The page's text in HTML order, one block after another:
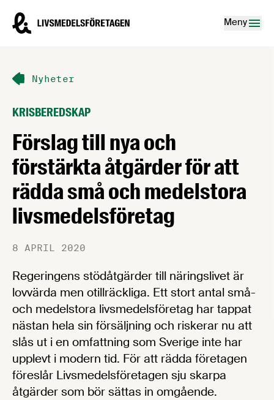
Livsmedelsföretagen – till startsidan
Meny
Nyheter
KRISBEREDSKAP
Förslag till nya och
förstärkta åtgärder för att
rädda små och medelstora
livsmedelsföretag
8 APRIL 2020
Regeringens stödåtgärder till näringslivet är
lovvärda men otillräckliga. Ett stort antal små-
och medelstora livsmedelsföretag har tappat
nästan hela sin försäljning och riskerar nu att
slås ut i en omfattning som Sverige inte har
upplevt i modern tid. För att rädda företagen
föreslår Livsmedelsföretagen sju skarpa
åtgärder som bör sättas in omgående.